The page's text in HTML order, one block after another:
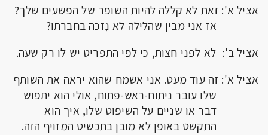
אציל א': זאת לא קללה להיות השופר של הפשעים שלך?
אז אני מבין שהלילה לא נִזכה בחברתו?
אציל ב': לא לפני חצות, כי לפי התפריט יש לו רק שעה.
אציל א': זה עוד מעט. אני אשמח שהוא יראה את השותף
שלו עובר ניתוח-ראש-פתוח, אולי הוא יתפוש
דבר או שניים על השיפוט שלו, איך הוא
התקשט באופן לא מובן בתכשיט המזויף הזה.